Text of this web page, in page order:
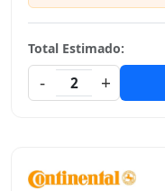
Total Estimado:
-
2 +